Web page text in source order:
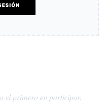
el primero en participar.